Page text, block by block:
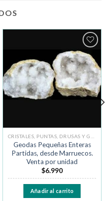
Añadir
a la
lista de
deseos
Geodas Pequeñas Enteras
Partidas, desde Marruecos.
Venta por unidad
$6.990
Añadir al carrito